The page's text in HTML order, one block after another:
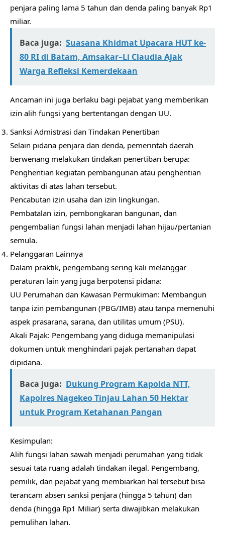
penjara paling lama 5 tahun dan denda paling banyak Rp1
miliar.
Baca juga: Suasana Khidmat Upacara HUT ke-
80 RI di Batam, Amsakar–Li Claudia Ajak
Warga Refleksi Kemerdekaan
Ancaman ini juga berlaku bagi pejabat yang memberikan
izin alih fungsi yang bertentangan dengan UU.
Sanksi Admistrasi dan Tindakan Penertiban
Selain pidana penjara dan denda, pemerintah daerah
berwenang melakukan tindakan penertiban berupa:
Penghentian kegiatan pembangunan atau penghentian
aktivitas di atas lahan tersebut.
Pencabutan izin usaha dan izin lingkungan.
Pembatalan izin, pembongkaran bangunan, dan
pengembalian fungsi lahan menjadi lahan hijau/pertanian
semula.
Pelanggaran Lainnya
Dalam praktik, pengembang sering kali melanggar
peraturan lain yang juga berpotensi pidana:
UU Perumahan dan Kawasan Permukiman: Membangun
tanpa izin pembangunan (PBG/IMB) atau tanpa memenuhi
aspek prasarana, sarana, dan utilitas umum (PSU).
Akali Pajak: Pengembang yang diduga memanipulasi
dokumen untuk menghindari pajak pertanahan dapat
dipidana.
Baca juga: Dukung Program Kapolda NTT,
Kapolres Nagekeo Tinjau Lahan 50 Hektar
untuk Program Ketahanan Pangan
Kesimpulan:
Alih fungsi lahan sawah menjadi perumahan yang tidak
sesuai tata ruang adalah tindakan ilegal. Pengembang,
pemilik, dan pejabat yang membiarkan hal tersebut bisa
terancam absen sanksi penjara (hingga 5 tahun) dan
denda (hingga Rp1 Miliar) serta diwajibkan melakukan
pemulihan lahan.